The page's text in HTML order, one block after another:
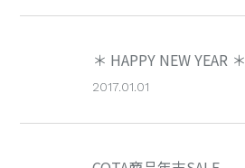
＊ HAPPY NEW YEAR ＊
2017.01.01